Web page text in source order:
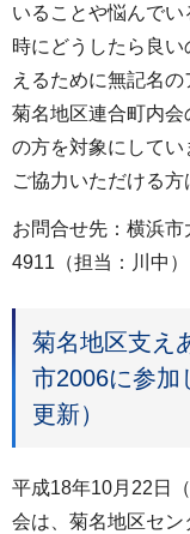
いることや悩んで
時にどうしたら良
えるために無記名の
菊名地区連合町内
の方を対象にしてい
ご協力いただける方
お問合せ先：横浜
4911（担当：川中）
菊名地区支え
市2006に参加
更新）
平成18年10月22日
会は、菊名地区セ